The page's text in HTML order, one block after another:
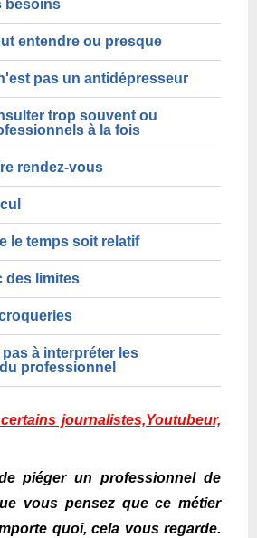
besoins
entendre ou presque
pas un antidépresseur
trop souvent ou
à la fois
rendez-vous
le temps soit relatif
des limites
pas à interpréter les
professionnel
journalistes,Youtubeur,
piéger un professionnel de
vous pensez que ce métier
quoi, cela vous regarde.